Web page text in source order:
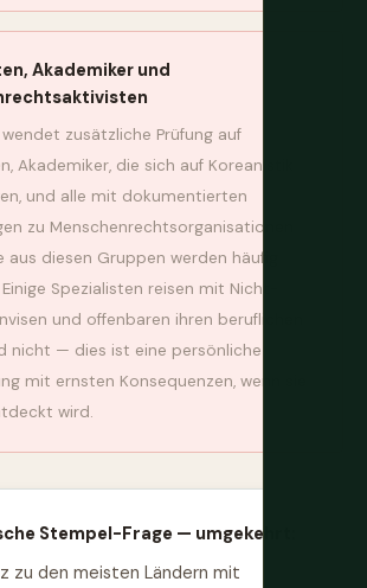
Akademiker und
zusätzliche Prüfung auf
Akademiker, die sich auf Koreanistik
und alle mit dokumentierten
zu Menschenrechtsorganisationen
aus diesen Gruppen werden häufig
Spezialisten reisen mit Nicht-
und offenbaren ihren beruflichen
nicht — dies ist eine persönliche
mit ernsten Konsequenzen, wenn sie
wird.
Stempel-Frage — umgekehrt:
zu den meisten Ländern mit